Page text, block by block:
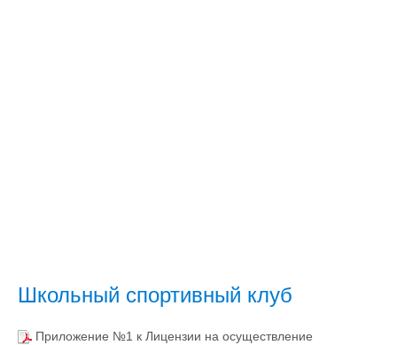
Школьный спортивный клуб
Приложение №1 к Лицензии на осуществление